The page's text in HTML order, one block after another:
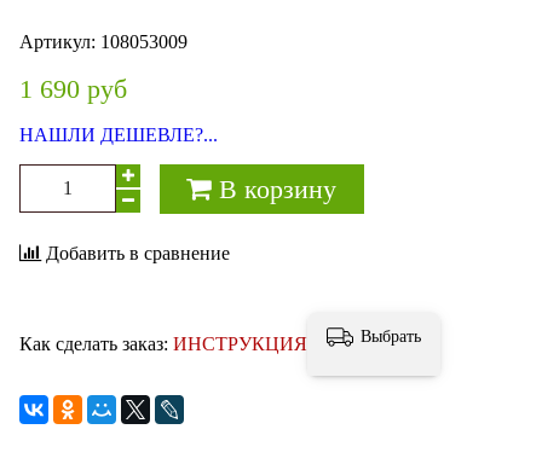
Артикул: 108053009
1 690 руб
НАШЛИ ДЕШЕВЛЕ?...
В корзину
Добавить в сравнение
Как сделать заказ: ИНСТРУКЦИЯ Выбрать